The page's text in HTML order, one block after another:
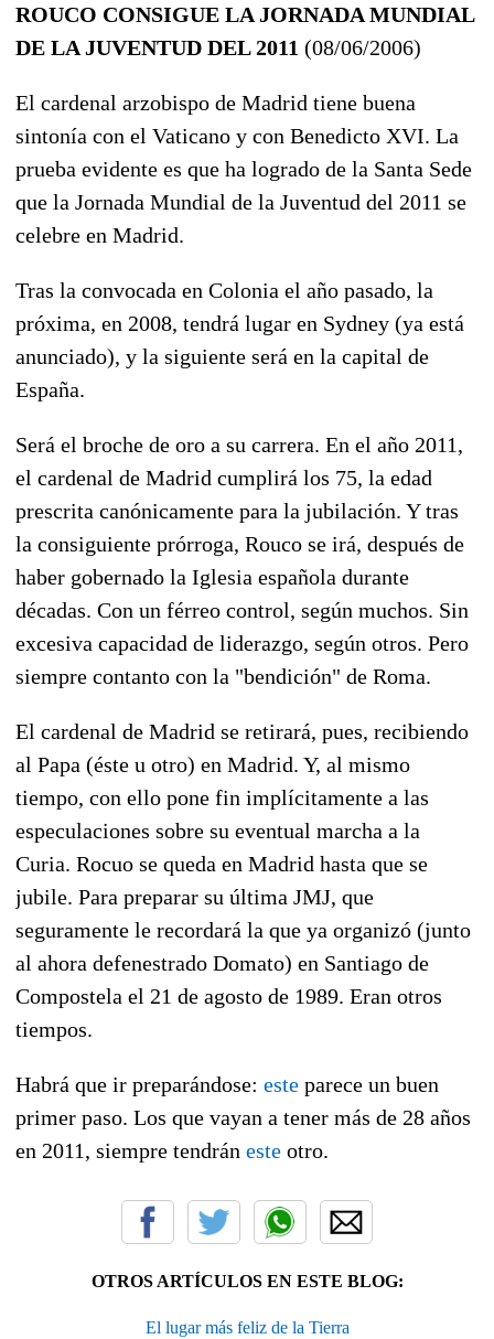
ROUCO CONSIGUE LA JORNADA MUNDIAL
DE LA JUVENTUD DEL 2011 (08/06/2006)
El cardenal arzobispo de Madrid tiene buena
sintonía con el Vaticano y con Benedicto XVI. La
prueba evidente es que ha logrado de la Santa Sede
que la Jornada Mundial de la Juventud del 2011 se
celebre en Madrid.
Tras la convocada en Colonia el año pasado, la
próxima, en 2008, tendrá lugar en Sydney (ya está
anunciado), y la siguiente será en la capital de
España.
Será el broche de oro a su carrera. En el año 2011,
el cardenal de Madrid cumplirá los 75, la edad
prescrita canónicamente para la jubilación. Y tras
la consiguiente prórroga, Rouco se irá, después de
haber gobernado la Iglesia española durante
décadas. Con un férreo control, según muchos. Sin
excesiva capacidad de liderazgo, según otros. Pero
siempre contanto con la "bendición" de Roma.
El cardenal de Madrid se retirará, pues, recibiendo
al Papa (éste u otro) en Madrid. Y, al mismo
tiempo, con ello pone fin implícitamente a las
especulaciones sobre su eventual marcha a la
Curia. Rocuo se queda en Madrid hasta que se
jubile. Para preparar su última JMJ, que
seguramente le recordará la que ya organizó (junto
al ahora defenestrado Domato) en Santiago de
Compostela el 21 de agosto de 1989. Eran otros
tiempos.
Habrá que ir preparándose: este parece un buen
primer paso. Los que vayan a tener más de 28 años
en 2011, siempre tendrán este otro.
OTROS ARTÍCULOS EN ESTE BLOG:
El lugar más feliz de la Tierra